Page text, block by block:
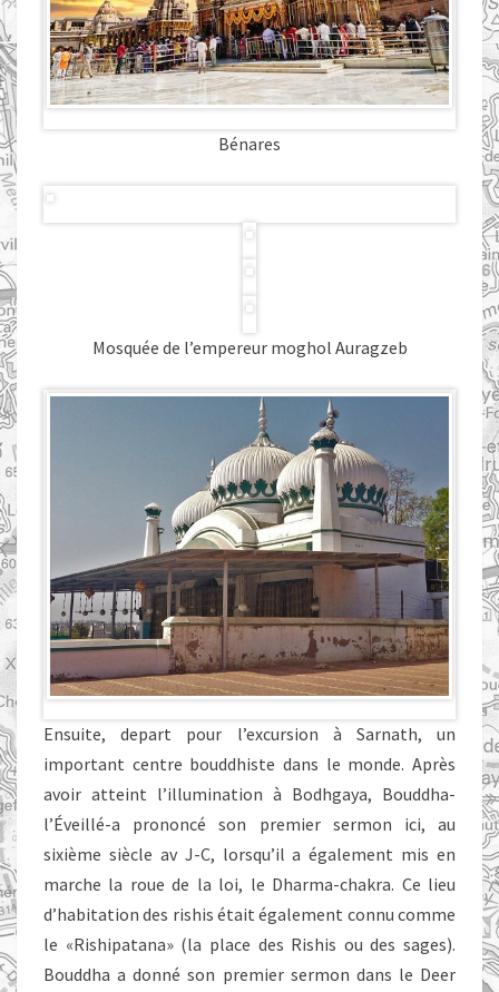
Bénares
Mosquée de l’empereur moghol Auragzeb
Ensuite, depart pour l’excursion à Sarnath, un
important centre bouddhiste dans le monde. Après
avoir atteint l’illumination à Bodhgaya, Bouddha-
l’Éveillé-a prononcé son premier sermon ici, au
sixième siècle av J-C, lorsqu’il a également mis en
marche la roue de la loi, le Dharma-chakra. Ce lieu
d’habitation des rishis était également connu comme
le «Rishipatana» (la place des Rishis ou des sages).
Bouddha a donné son premier sermon dans le Deer